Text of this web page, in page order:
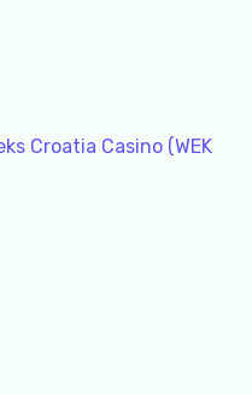
Croatia Casino (WEK